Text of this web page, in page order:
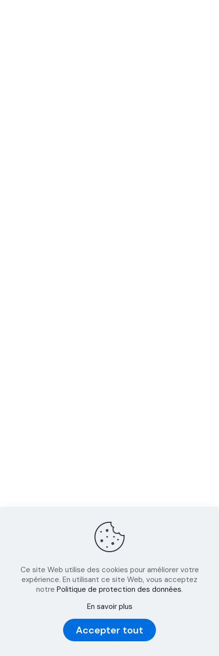
RDV expert GRATUIT
Ce site Web utilise des cookies pour améliorer votre
expérience. En utilisant ce site Web, vous acceptez
notre Politique de protection des données.
En savoir plus
Accepter tout